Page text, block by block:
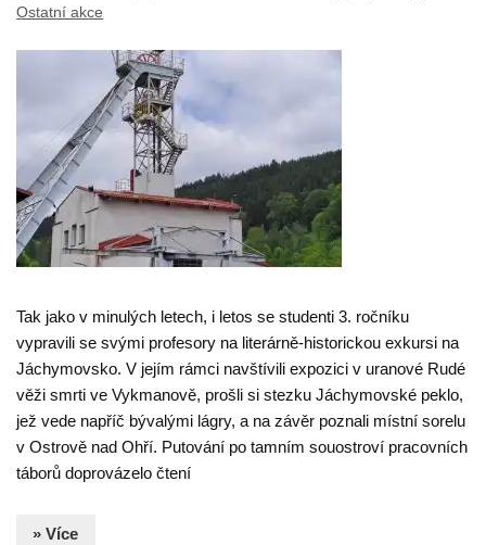
Ostatní akce
Tak jako v minulých letech, i letos se studenti 3. ročníku
vypravili se svými profesory na literárně-historickou exkursi na
Jáchymovsko. V jejím rámci navštívili expozici v uranové Rudé
věži smrti ve Vykmanově, prošli si stezku Jáchymovské peklo,
jež vede napříč bývalými lágry, a na závěr poznali místní sorelu
v Ostrově nad Ohří. Putování po tamním souostroví pracovních
táborů doprovázelo čtení
» Více